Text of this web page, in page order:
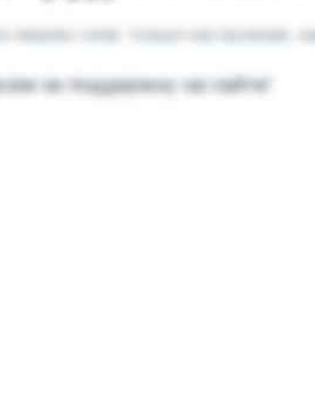
лишних слов: только настроение,
за поддержку на сайте!